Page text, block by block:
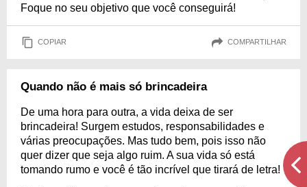
Foque no seu objetivo que você conseguirá!
COPIAR COMPARTILHAR
Quando não é mais só brincadeira
De uma hora para outra, a vida deixa de ser
brincadeira! Surgem estudos, responsabilidades e
várias preocupações. Mas tudo bem, pois isso não
quer dizer que seja algo ruim. A sua vida só está
tomando rumo e você é tão incrível que tirará de letra!